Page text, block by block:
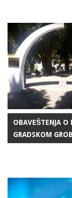
OBAVEŠTENJA O
GRADSKOM